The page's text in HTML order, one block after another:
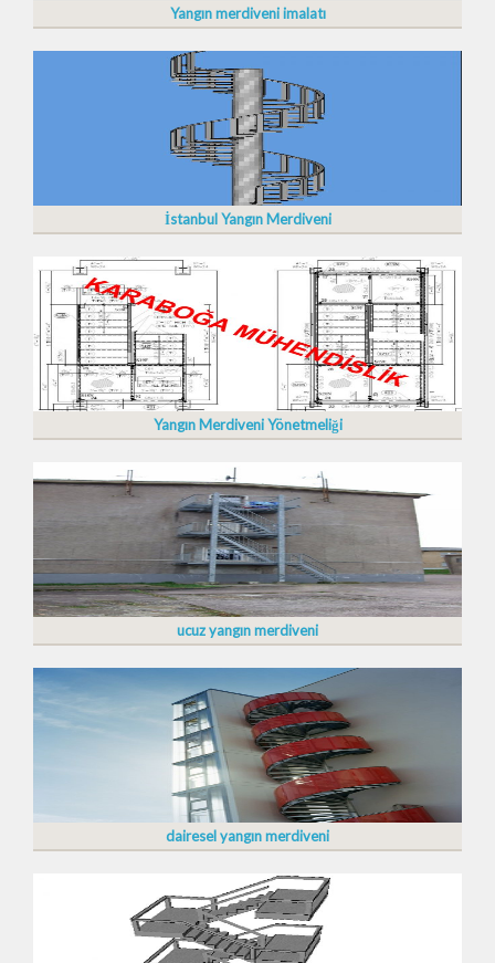
Yangın merdiveni imalatı
İstanbul Yangın Merdiveni
Yangın Merdiveni Yönetmeliği
ucuz yangın merdiveni
dairesel yangın merdiveni